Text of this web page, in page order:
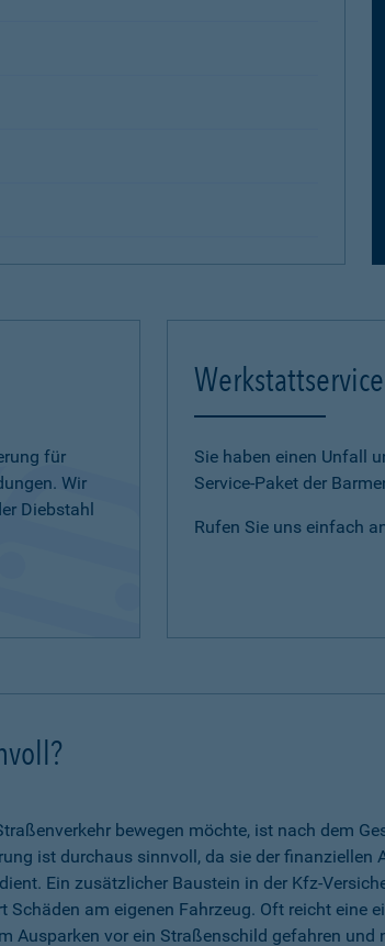
für
Wir
Diebstahl
Werkstattservice
Sie haben einen Unfall
Service-Paket der
Rufen Sie uns einfach
bewegen möchte, ist nach dem
ist durchaus sinnvoll, da sie der finanziellen
Ein zusätzlicher Baustein in der Kfz-
am eigenen Fahrzeug. Oft reicht eine
Ausparken vor ein Straßenschild gefahren